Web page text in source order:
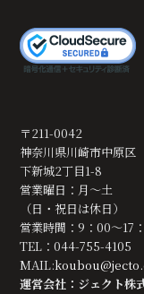
〒211-0042
神奈川県川崎市中原区
下新城2丁目1-8
営業曜日：月～土
（日・祝日は休日）
営業時間：9：00～17
TEL：044-755-4105
MAIL:
運営会社：ジェクト株